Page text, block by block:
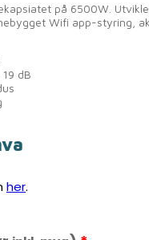
på 6500W.
Wifi app-styring,
dB
her.